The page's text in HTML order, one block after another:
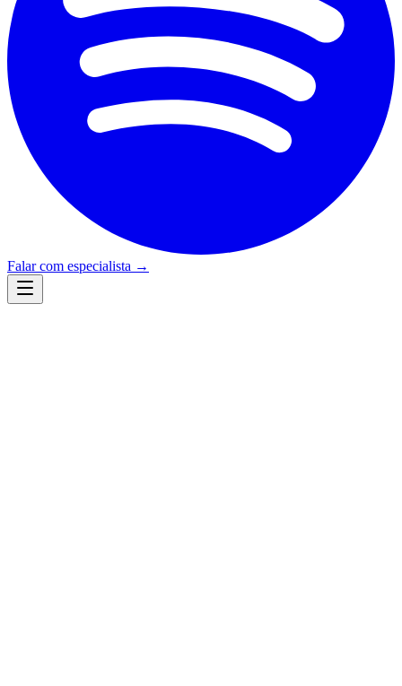
Falar com especialista →